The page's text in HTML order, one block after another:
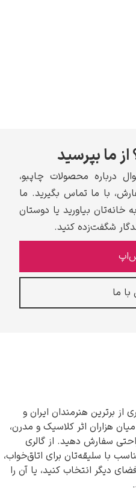
ما بپرسید
درباره محصولات چاپبو،
با ما تماس بگیرید. ما
خانه‌تان بیاورید یا دوستان
شگفت‌زده کنید.
ما
از برترین هنرمندان ایران و
هزاران اثر کلاسیک و مدرن،
سفارش دهید. از گالری
با سلیقه‌تان برای اتاق‌خواب،
دیگر انتخاب کنید، یا آن را